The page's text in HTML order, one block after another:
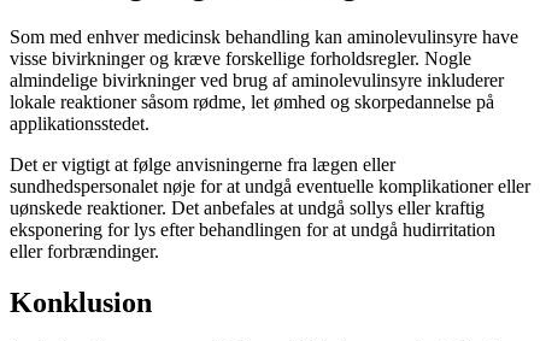
Som med enhver medicinsk behandling kan aminolevulinsyre have
visse bivirkninger og kræve forskellige forholdsregler. Nogle
almindelige bivirkninger ved brug af aminolevulinsyre inkluderer
lokale reaktioner såsom rødme, let ømhed og skorpedannelse på
applikationsstedet.
Det er vigtigt at følge anvisningerne fra lægen eller
sundhedspersonalet nøje for at undgå eventuelle komplikationer eller
uønskede reaktioner. Det anbefales at undgå sollys eller kraftig
eksponering for lys efter behandlingen for at undgå hudirritation
eller forbrændinger.
Konklusion